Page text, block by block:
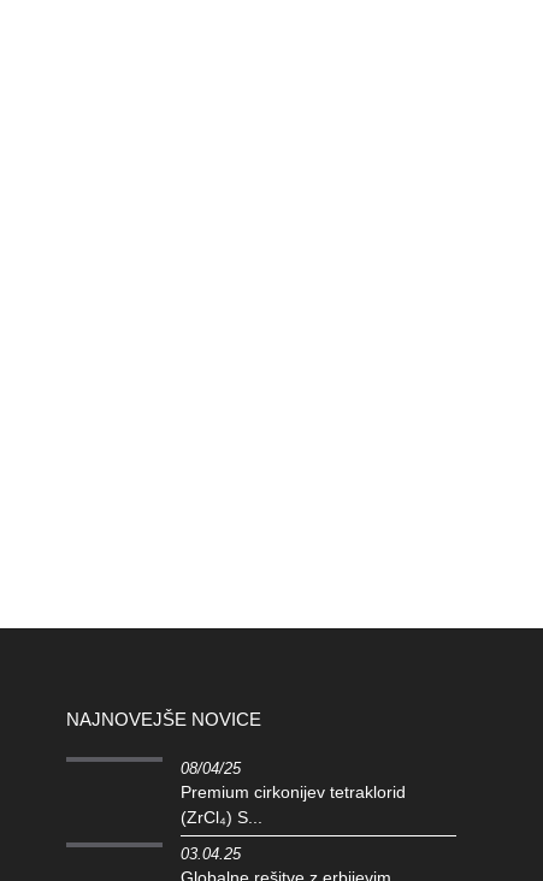
NAJNOVEJŠE NOVICE
08/04/25
Premium cirkonijev tetraklorid
(ZrCl₄) S...
03.04.25
Globalne rešitve z erbijevim